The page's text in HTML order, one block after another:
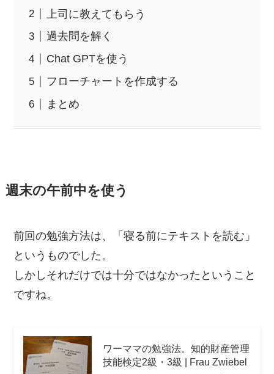
上司に教えてもらう
過去問を解く
Chat GPTを使う
フローチャートを作成する
まとめ
週末の午前中を使う
前回の勉強方法は、「寝る前にテキストを読む」
というものでした。
しかしそれだけでは十分ではなかったということ
ですね。
ワーママの勉強法。知的財産管理
技能検定2級・3級 | Frau Zwiebel